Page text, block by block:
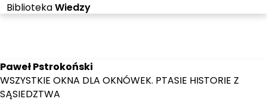
BibliotekaWiedzy
Paweł Pstrokoński
WSZYSTKIE OKNA DLA OKNÓWEK. PTASIE HISTORIE Z
SĄSIEDZTWA